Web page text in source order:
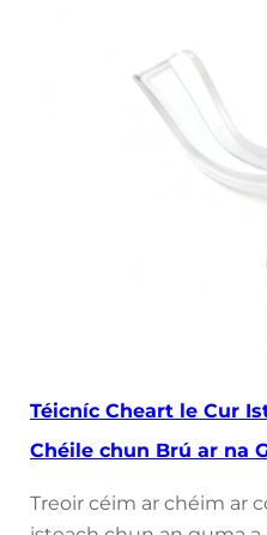
Téicníc Cheart le Cur
Chéile chun Brú ar na
Treoir céim ar chéim ar